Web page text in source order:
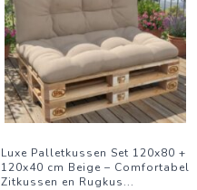
Luxe Palletkussen Set 120x80 +
120x40 cm Beige – Comfortabel
Zitkussen en Rugkus...